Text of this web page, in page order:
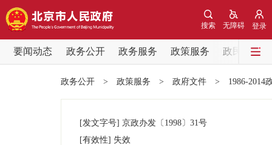
登录
无障碍
搜索
要闻动态 政务公开 政务服务 政策服务
政民互动
党中央精神
政务公开 > 政策服务 > 政府文件 > 1986-2014
[发文字号] 京政办发 〔1998〕 31号
[有效性] 失效